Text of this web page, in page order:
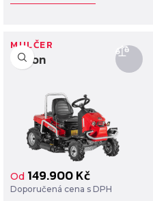
Gecon
MULČER
Od 149.900Kč
Doporučená cena s DPH